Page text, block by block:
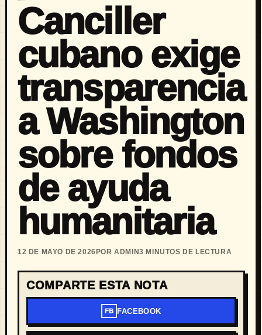
Canciller
cubano exige
transparencia
a Washington
sobre fondos
de ayuda
humanitaria
12 DE MAYO DE 2026 POR ADMIN3 MINUTOS DE LECTURA
COMPARTE ESTA NOTA
FB FACEBOOK